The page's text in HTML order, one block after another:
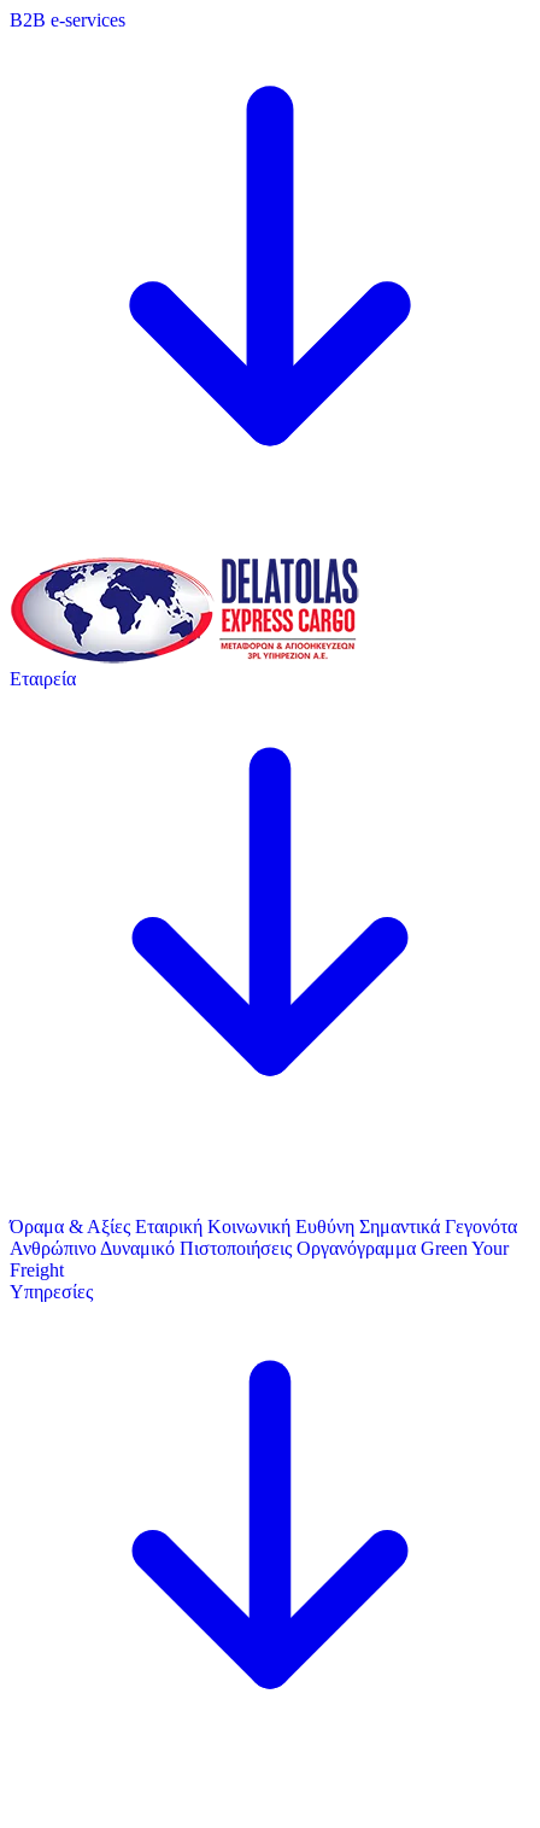
B2B e-services
Εταιρεία
Όραμα & Αξίες Εταιρική Κοινωνική Ευθύνη Σημαντικά Γεγονότα
Ανθρώπινο Δυναμικό Πιστοποιήσεις Οργανόγραμμα Green Your
Freight
Υπηρεσίες